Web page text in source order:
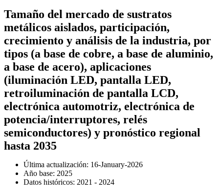
Tamaño del mercado de sustratos
metálicos aislados, participación,
crecimiento y análisis de la industria, por
tipos (a base de cobre, a base de aluminio,
a base de acero), aplicaciones
(iluminación LED, pantalla LED,
retroiluminación de pantalla LCD,
electrónica automotriz, electrónica de
potencia/interruptores, relés
semiconductores) y pronóstico regional
hasta 2035
Última actualización: 16-January-2026
Año base: 2025
Datos históricos: 2021 - 2024